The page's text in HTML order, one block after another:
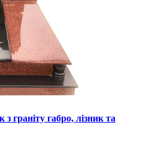
габро, лізник та